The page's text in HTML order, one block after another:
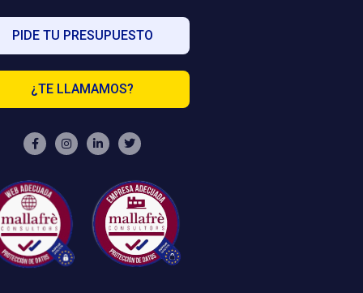
PIDE TU PRESUPUESTO
¿TE LLAMAMOS?